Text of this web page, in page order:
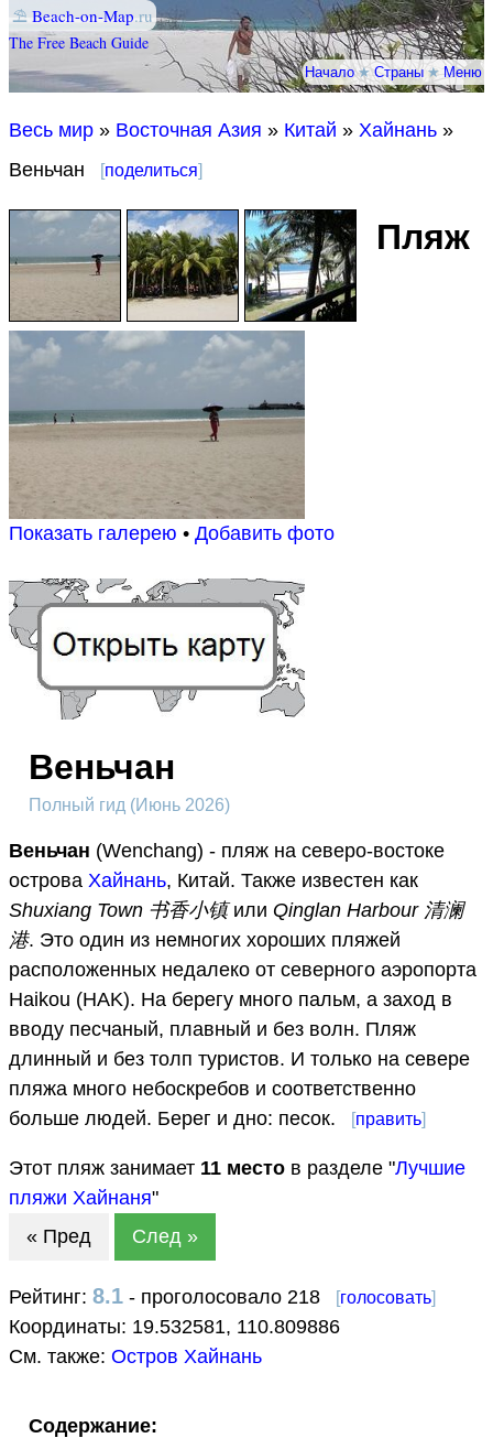
⛱ Beach-on-Map.ru
The Free Beach Guide
Начало★Страны★Меню
Весь мир » Восточная Азия » Китай » Хайнань »
Веньчан
[поделиться]
Показать галерею • Добавить фото
Пляж
Веньчан
Полный гид (Июнь 2026)
Веньчан (Wenchang) - пляж на северо-востоке
острова Хайнань, Китай. Также известен как
Shuxiang Town 书香小镇или Qinglan Harbour 清澜
港. Это один из немногих хороших пляжей
расположенных недалеко от северного аэропорта
Haikou (HAK). На берегу много пальм, а заход в
вводу песчаный, плавный и без волн. Пляж
длинный и без толп туристов. И только на севере
пляжа много небоскребов и соответственно
больше людей. Берег и дно: песок.
[править]
Этот пляж занимает 11 место в разделе "Лучшие
пляжи Хайнаня"
« Пред
След »
Рейтинг: 8.1 - проголосовало 218 [голосовать]
Координаты: 19.532581, 110.809886
См. также: Остров Хайнань
Содержание: